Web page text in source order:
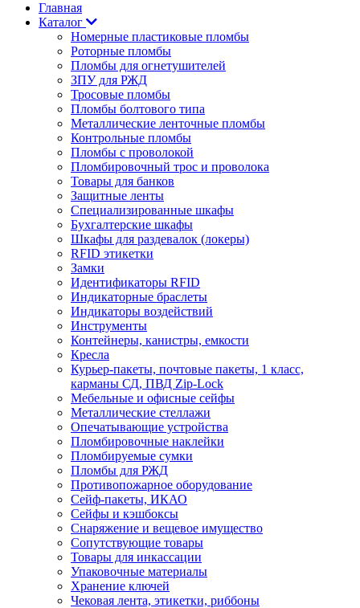
Главная
Каталог
Номерные пластиковые пломбы
Роторные пломбы
Пломбы для огнетушителей
ЗПУ для РЖД
Тросовые пломбы
Пломбы болтового типа
Металлические ленточные пломбы
Контрольные пломбы
Пломбы с проволокой
Пломбировочный трос и проволока
Товары для банков
Защитные ленты
Cпециализированные шкафы
Бухгалтерские шкафы
Шкафы для раздевалок (локеры)
RFID этикетки
Замки
Идентификаторы RFID
Индикаторные браслеты
Индикаторы воздействий
Инструменты
Контейнеры, канистры, емкости
Кресла
Курьер-пакеты, почтовые пакеты, 1 класс,
карманы СД, ПВД Zip-Lock
Мебельные и офисные сейфы
Металлические стеллажи
Опечатывающие устройства
Пломбировочные наклейки
Пломбируемые сумки
Пломбы для РЖД
Противопожарное оборудование
Сейф-пакеты, ИКАО
Сейфы и кэшбоксы
Снаряжение и вещевое имущество
Сопутствующие товары
Товары для инкассации
Упаковочные материалы
Хранение ключей
Чековая лента, этикетки, риббоны